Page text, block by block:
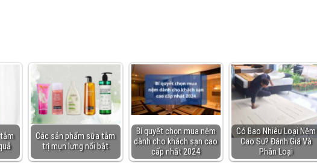
Các sản phẩm sữa tắm
trị mụn lưng nổi bật
Bí quyết chọn mua nệm
dành cho khách sạn cao
cấp nhất 2024
Có Bao Nhiêu Loại Nệm
Cao Su? Đánh Giá Và
Phân Loại